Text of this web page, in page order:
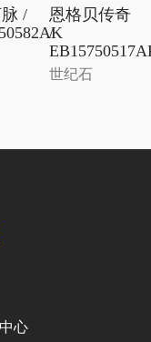
/
恩格贝传奇
/
世纪石
心